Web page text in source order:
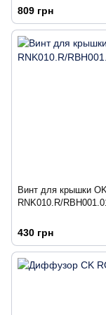
809 грн
Винт для крышки OK
RNK010.R/
430 грн